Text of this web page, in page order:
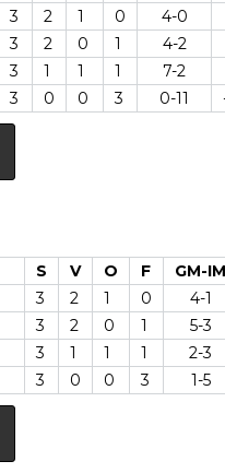
3 2 1 0 4-0
3 2 0 1 4-2
3 1 1 1 7-2
3 0 0 3 0-11
S V O F GM-IM
3 2 1 0 4-1
3 2 0 1 5-3
3 1 1 1 2-3
3 0 0 3 1-5